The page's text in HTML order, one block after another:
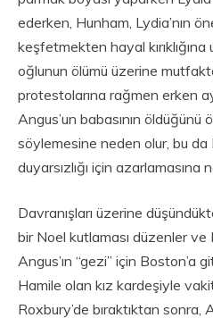
ederken, Hunham, Lydia’nın
keşfetmekten hayal
oğlunun ölümü üzerine
protestolarına rağmen erken
Angus’un babasının öldüğünü
söylemesine neden olur, bu da
duyarsızlığı için azarlamasına
Davranışları üzerine
bir Noel kutlaması düzenler ve
Angus’ın “gezi” için Boston’a
Hamile olan kız kardeşiyle
Roxbury’de bıraktıktan sonra,